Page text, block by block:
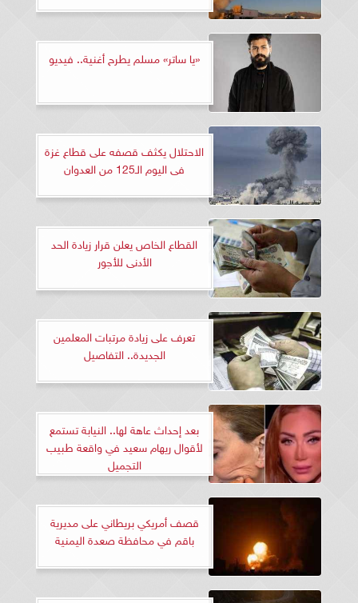
«يا ساتر» مسلم يطرح أغنية.. فيديو
الاحتلال يكثف قصفه على قطاع غزة
فى اليوم الـ125 من العدوان
القطاع الخاص يعلن قرار زيادة الحد
الأدنى للأجور
تعرف على زيادة مرتبات المعلمين
الجديدة.. التفاصيل
بعد إحداث عاهة لها.. النيابة تستمع
لأقوال ريهام سعيد في واقعة طبيب
التجميل
قصف أمريكي بريطاني على مديرية
باقم في محافظة صعدة اليمنية